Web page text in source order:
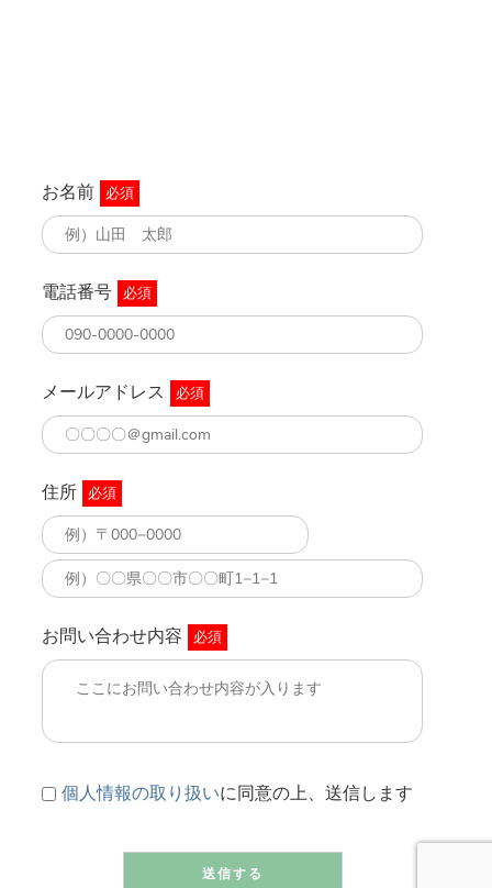
お名前 必須
電話番号 必須
メールアドレス 必須
住所 必須
お問い合わせ内容 必須
個人情報の取り扱いに同意の上、送信します